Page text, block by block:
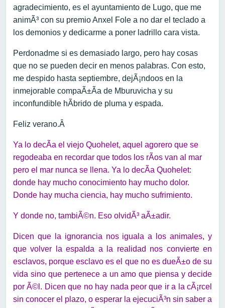
agradecimiento, es el ayuntamiento de Lugo, que me
animÃ³ con su premio Anxel Fole a no dar el teclado a
los demonios y dedicarme a poner ladrillo cara vista.
Perdonadme si es demasiado largo, pero hay cosas
que no se pueden decir en menos palabras. Con esto,
me despido hasta septiembre, dejÃ¡ndoos en la
inmejorable compaÃ±Ã­a de Mburuvicha y su
inconfundible hÃ­brido de pluma y espada.
Feliz verano.Â
Ya lo decÃ­a el viejo Quohelet, aquel agorero que se
regodeaba en recordar que todos los rÃ­os van al mar
pero el mar nunca se llena. Ya lo decÃ­a Quohelet:
donde hay mucho conocimiento hay mucho dolor.
Donde hay mucha ciencia, hay mucho sufrimiento.
Y donde no, tambiÃ©n. Eso olvidÃ³ aÃ±adir.
Dicen que la ignorancia nos iguala a los animales, y
que volver la espalda a la realidad nos convierte en
esclavos, porque esclavo es el que no es dueÃ±o de su
vida sino que pertenece a un amo que piensa y decide
por Ã©l. Dicen que no hay nada peor que ir a la cÃ¡rcel
sin conocer el plazo, o esperar la ejecuciÃ³n sin saber a